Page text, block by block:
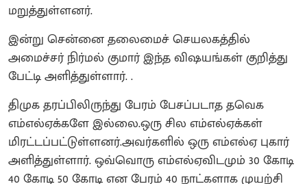
மறுத்துள்ளனர்.
இன்று சென்னை தலைமைச் செயலகத்தில்
அமைச்சர் நிர்மல் குமார் இந்த விஷயங்கள் குறித்து
பேட்டி அளித்துள்ளார். .
திமுக தரப்பிலிருந்து பேரம் பேசப்படாத தவெக
எம்எல்ஏக்களே இல்லை.ஒரு சில எம்எல்ஏக்கள்
மிரட்டப்பட்டுள்ளனர்.அவர்களில் ஒரு எம்எல்ஏ புகார்
அளித்துள்ளார். ஒவ்வொரு எம்எல்ஏவிடமும் 30 கோடி
40 கோடி 50 கோடி என பேரம் 40 நாட்களாக முயற்சி